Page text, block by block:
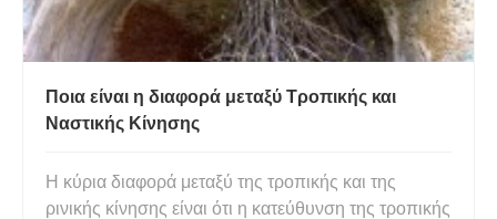
Ποια είναι η διαφορά μεταξύ Τροπικής και
Ναστικής Κίνησης
Η κύρια διαφορά μεταξύ της τροπικής και της
ρινικής κίνησης είναι ότι η κατεύθυνση της τροπικής